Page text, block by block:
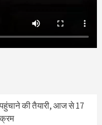
की तैयारी, आज से 17